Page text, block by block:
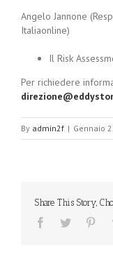
Angelo Jannone
Italiaonline)
Il Risk
Per richiedere
By admin2f | Gennaio
Share This Story,